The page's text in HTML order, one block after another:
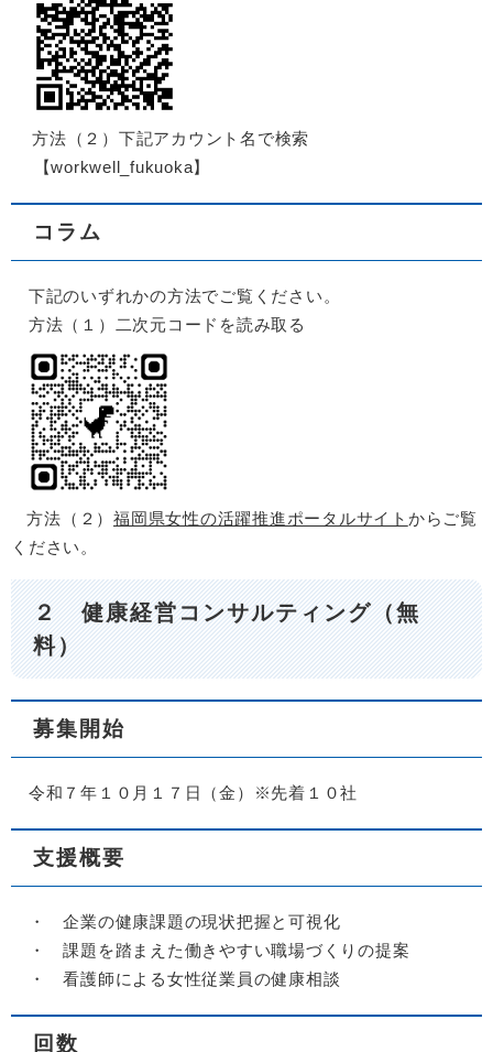
方法（２）下記アカウント名で検索
【workwell_fukuoka】
コラム
下記のいずれかの方法でご覧ください。
方法（１）二次元コードを読み取る
方法（２） 福岡県女性の活躍推進ポータルサイト からご覧
ください。
２ 健康経営コンサルティング（無
料）
募集開始
令和７年１０月１７日（金）※先着１０社
​支援概要
・ 企業の健康課題の現状把握と可視化
・ 課題を踏まえた働きやすい職場づくりの提案
​ ・ 看護師による女性従業員の健康相談
​回数